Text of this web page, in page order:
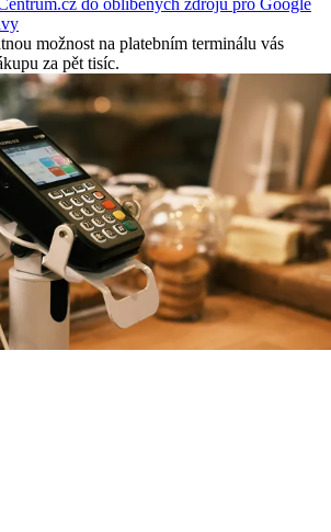
možnost na platebním terminálu vás
za pět tisíc.